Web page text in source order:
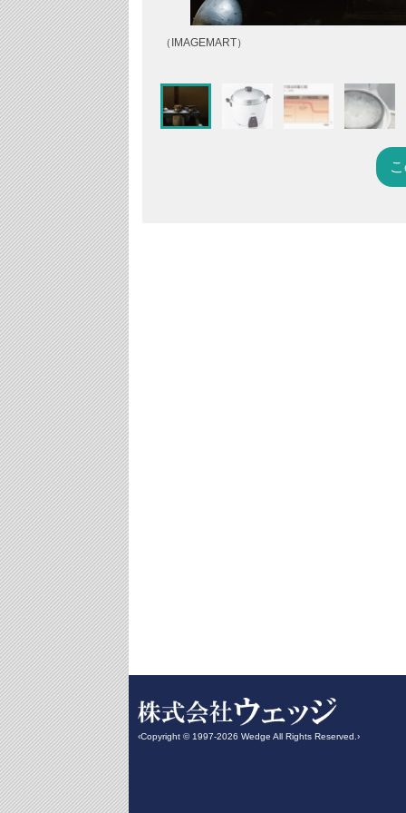
（IMAGEMART）
‹Copyright © 1997-2026 Wedge All Rights Reserved.›